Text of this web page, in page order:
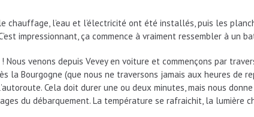
l’eau et l’électricité ont été installés, puis les
impressionnant, ça commence à vraiment ressembler à un
venons depuis Vevey en voiture et commençons par
la Bourgogne (que nous ne traversons jamais aux heures de
Cela doit durer une ou deux minutes, mais nous donne
du débarquement. La température se rafraichit, la lumière